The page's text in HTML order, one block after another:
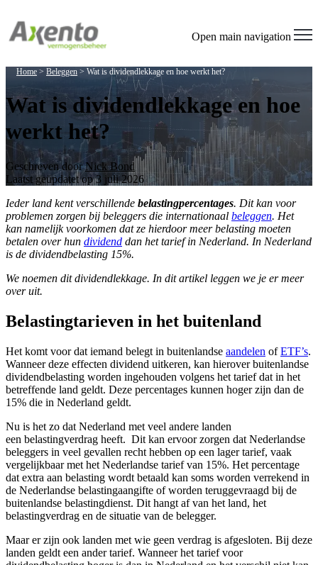
Open main navigation
Home > Beleggen > Wat is dividendlekkage en hoe werkt het?
Wat is dividendlekkage en hoe
werkt het?
Geschreven doorNick Bond
Laatst geüpdatet op 3 juli 2026
Ieder land kent verschillende belastingpercentages. Dit kan voor
problemen zorgen bij beleggers die internationaal beleggen. Het
kan namelijk voorkomen dat ze hierdoor meer belasting moeten
betalen over hun dividend dan het tarief in Nederland. In Nederland
is de dividendbelasting 15%.
We noemen dit dividendlekkage. In dit artikel leggen we je er meer
over uit.
Belastingtarieven in het buitenland
Het komt voor dat iemand belegt in buitenlandse aandelen ofETF’s.
Wanneer deze effecten dividend uitkeren, kan hierover buitenlandse
dividendbelasting worden ingehouden volgens het tarief dat in het
betreffende land geldt. Deze percentages kunnen hoger zijn dan de
15% die in Nederland geldt.
Nu is het zo dat Nederland met veel andere landen
een belastingverdrag heeft. Dit kan ervoor zorgen dat Nederlandse
beleggers in veel gevallen recht hebben op een lager tarief, vaak
vergelijkbaar met het Nederlandse tarief van 15%. Het percentage
dat extra aan belasting wordt betaald kan soms worden verrekend in
de Nederlandse belastingaangifte of worden teruggevraagd bij de
buitenlandse belastingdienst. Dit hangt af van het land, het
belastingverdrag en de situatie van de belegger.
Maar er zijn ook landen met wie geen verdrag is afgesloten. Bij deze
landen geldt een andertarief. Wanneer het tarief voor